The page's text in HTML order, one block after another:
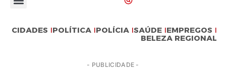
CIDADES POLÍTICA POLÍCIA SAÚDE EMPREGOS
BELEZA REGIONAL
- PUBLICIDADE -